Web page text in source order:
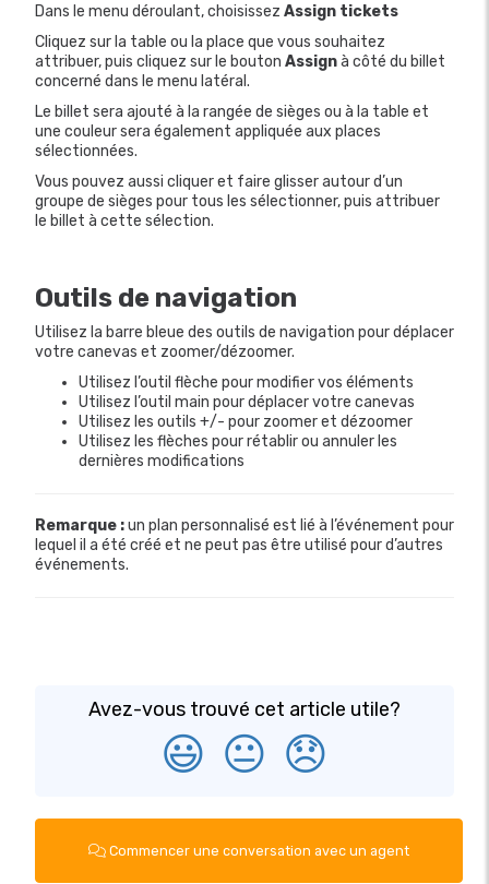
Dans le menu déroulant, choisissez Assign tickets
Cliquez sur la table ou la place que vous souhaitez
attribuer, puis cliquez sur le bouton Assignà côté du billet
concerné dans le menu latéral.
Le billet sera ajouté à la rangée de sièges ou à la table et
une couleur sera également appliquée aux places
sélectionnées.
Vous pouvez aussi cliquer et faire glisser autour d’un
groupe de sièges pour tous les sélectionner, puis attribuer
le billet à cette sélection.
Outils de navigation
Utilisez la barre bleue des outils de navigation pour déplacer
votre canevas et zoomer/dézoomer.
Utilisez l’outil flèche pour modifier vos éléments
Utilisez l’outil main pour déplacer votre canevas
Utilisez les outils +/- pour zoomer et dézoomer
Utilisez les flèches pour rétablir ou annuler les
dernières modifications
Remarque :un plan personnalisé est lié à l’événement pour
lequel il a été créé et ne peut pas être utilisé pour d’autres
événements.
Avez-vous trouvé cet article utile?
😃 😐 😞
Commencer une conversation avec un agent